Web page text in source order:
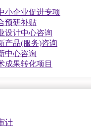
小企业促进专项
预研补贴
设计中心咨询
产品(服务)咨询
中心咨询
成果转化项目
计